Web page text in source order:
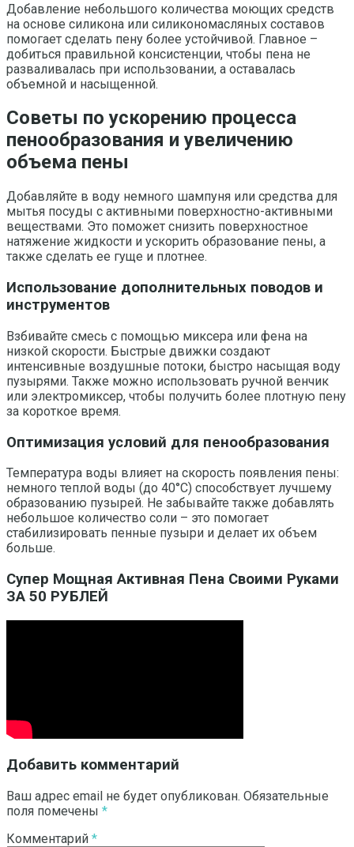
Добавление небольшого количества моющих средств
на основе силикона или силикономасляных составов
помогает сделать пену более устойчивой. Главное –
добиться правильной консистенции, чтобы пена не
разваливалась при использовании, а оставалась
объемной и насыщенной.
Советы по ускорению процесса
пенообразования и увеличению
объема пены
Добавляйте в воду немного шампуня или средства для
мытья посуды с активными поверхностно-активными
веществами. Это поможет снизить поверхностное
натяжение жидкости и ускорить образование пены, а
также сделать ее гуще и плотнее.
Использование дополнительных поводов и
инструментов
Взбивайте смесь с помощью миксера или фена на
низкой скорости. Быстрые движки создают
интенсивные воздушные потоки, быстро насыщая воду
пузырями. Также можно использовать ручной венчик
или электромиксер, чтобы получить более плотную пену
за короткое время.
Оптимизация условий для пенообразования
Температура воды влияет на скорость появления пены:
немного теплой воды (до 40°C) способствует лучшему
образованию пузырей. Не забывайте также добавлять
небольшое количество соли – это помогает
стабилизировать пенные пузыри и делает их объем
больше.
Супер Мощная Активная Пена Своими Руками
ЗА 50 РУБЛЕЙ
Добавить комментарий
Ваш адрес email не будет опубликован. Обязательные
поля помечены *
Комментарий *